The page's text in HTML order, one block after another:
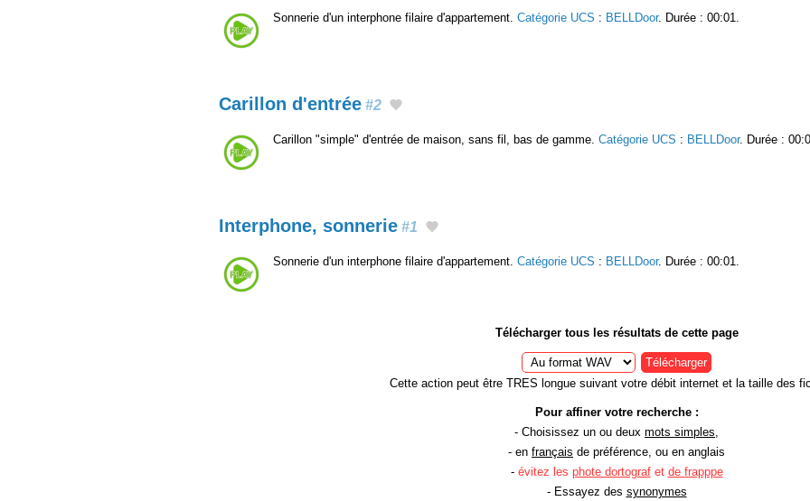
Sonnerie d'un interphone filaire d'appartement. Catégorie UCS : BELLDoor. Durée : 00:01.
Carillon d'entrée #2
Carillon "simple" d'entrée de maison, sans fil, bas de gamme. Catégorie UCS : BELLDoor. Durée :
Interphone, sonnerie #1
Sonnerie d'un interphone filaire d'appartement. Catégorie UCS : BELLDoor. Durée : 00:01.
Télécharger tous les résultats de cette page
Télécharger
Cette action peut être TRES longue suivant votre débit internet et la taille des
Pour affiner votre recherche :
- Choisissez un ou deux mots simples
- en français de préférence, ou en anglais
- évitez les phote dortografet de frapppe
- Essayez des synonymes